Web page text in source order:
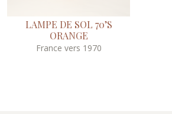
LAMPE DE SOL 70’S
ORANGE
France vers 1970